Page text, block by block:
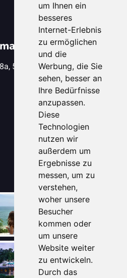
um Ihnen ein
besseres
Internet-Erlebnis
zu ermöglichen
und die
Werbung, die Sie
sehen, besser an
Ihre Bedürfnisse
anzupassen.
Diese
Technologien
nutzen wir
außerdem um
Ergebnisse zu
messen, um zu
verstehen,
woher unsere
Besucher
kommen oder
um unsere
Website weiter
zu entwickeln.
Durch das
57041, Puerto Plata,